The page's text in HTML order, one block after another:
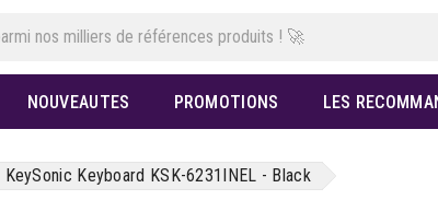
NOUVEAUTES PROMOTIONS LES
KeySonic Keyboard KSK-6231INEL - Black